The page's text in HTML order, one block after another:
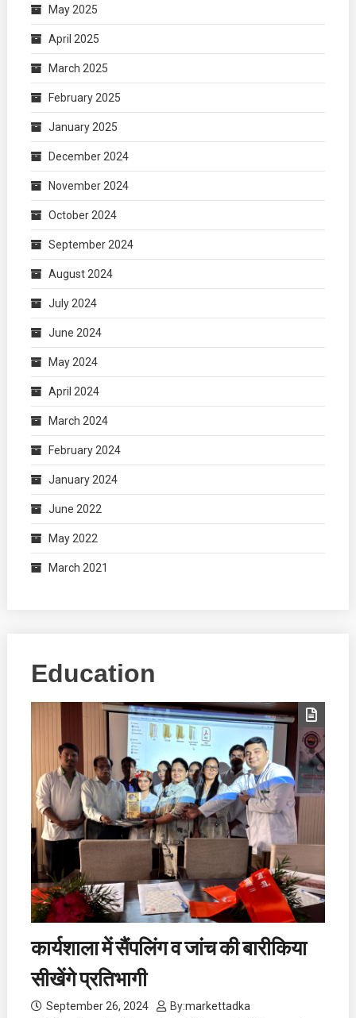
May 2025
April 2025
March 2025
February 2025
January 2025
December 2024
November 2024
October 2024
September 2024
August 2024
July 2024
June 2024
May 2024
April 2024
March 2024
February 2024
January 2024
June 2022
May 2022
March 2021
Education
कार्यशाला में सैंपलिंग व जांच की बारीकिया
सीखेंगे प्रतिभागी
September 26, 2024 By:markettadka